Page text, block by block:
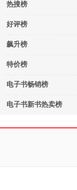
热搜榜
好评榜
飙升榜
特价榜
电子书畅销榜
电子书新书热卖榜